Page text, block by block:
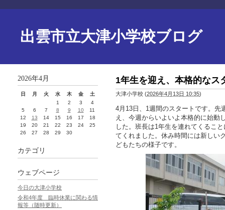
出雲市立大津小学校ブログ
1年生を迎え、本格的なス
大津小学校 (2026年4月13日 10:35)
4月13日、1週間のスタートです。先
え、今週からいよいよ本格的に始動
した。班長は1年生を連れてくるこ
てくれました。休み時間には新しい
どもたちの様子です。
2026年4月
日 月 火 水 木 金
土
1
2 3
4
5
6 7 8 9 10
11
12
13 14 15 16 17
18
19
20 21 22 23 24
25
26
27 28 29 30
カテゴリ
ウェブページ
今日の大津小学校
令和4年度 臨時休業に関わる情
報等（随時更新）